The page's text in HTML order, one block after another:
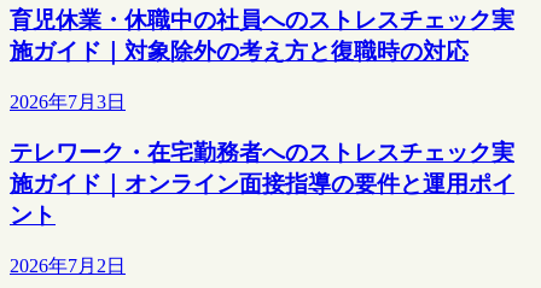
育児休業・休職中の社員へのストレスチェック実
施ガイド｜対象除外の考え方と復職時の対応
2026年7月3日
テレワーク・在宅勤務者へのストレスチェック実
施ガイド｜オンライン面接指導の要件と運用ポイ
ント
2026年7月2日